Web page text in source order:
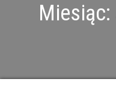
Miesiąc: